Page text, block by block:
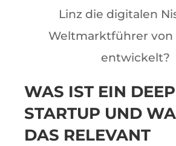
Linz die digitalen
Weltmarktführer von
entwickelt?
WAS IST EIN
STARTUP UND
DAS RELEVANT